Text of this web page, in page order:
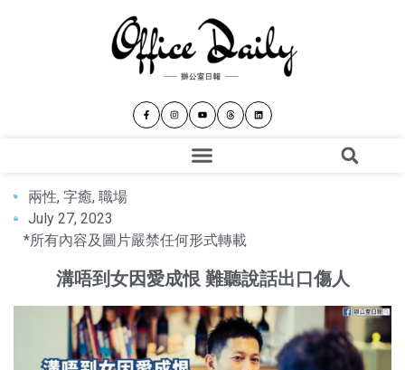
兩性, 字癒, 職場
July 27, 2023
*所有內容及圖片嚴禁任何形式轉載
溝唔到女因愛成恨 難聽說話出口傷人